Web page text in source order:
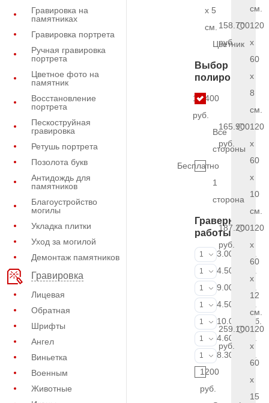
Гравировка на
памятниках
Гравировка портрета
Ручная гравировка
портрета
Цветное фото на
памятник
Восстановление
портрета
Пескоструйная
гравировка
Ретушь портрета
Позолота букв
Антидождь для
памятников
Благоустройство
могилы
Укладка плитки
Уход за могилой
Демонтаж памятников
Гравировка
Лицевая
Обратная
Шрифты
Ангел
Виньетка
Военным
Животные
x 5
см.
Цветник
Выбор
полировки
17.400
руб.
Все
стороны
Бесплатно
1
сторона
Граверные
работы
ФИО и даты
1
3.000 руб.
ФИО и даты
1
4.500 руб.
ФИО и даты
1
9.000 руб.
Портрет
1
4.500 руб.
Портрет
1
10.000 руб.
Фотокерамика
1
4.600 руб.
Фото на
1
8.300 руб.
1200
руб.
см.
158.700
руб.
120
x
60
x
8
см.
165.900
руб.
120
x
60
x
10
см.
187.200
руб.
120
x
60
x
12
см.
259.100
руб.
120
x
60
x
15